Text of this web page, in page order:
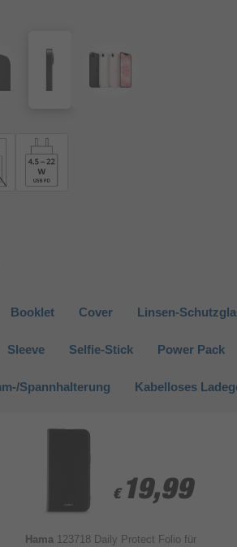
Booklet Cover Linsen-
Sleeve Selfie-Stick Power Pack
Spannhalterung Kabelloses
€ 19,99
€ 19,99
Hama 123718 Daily Protect Folio für